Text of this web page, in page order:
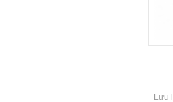
viện,
nước
Lưu